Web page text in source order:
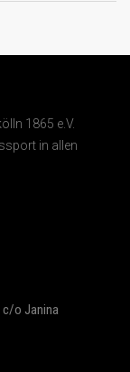
1865 e.V.
in allen
c/o Janina